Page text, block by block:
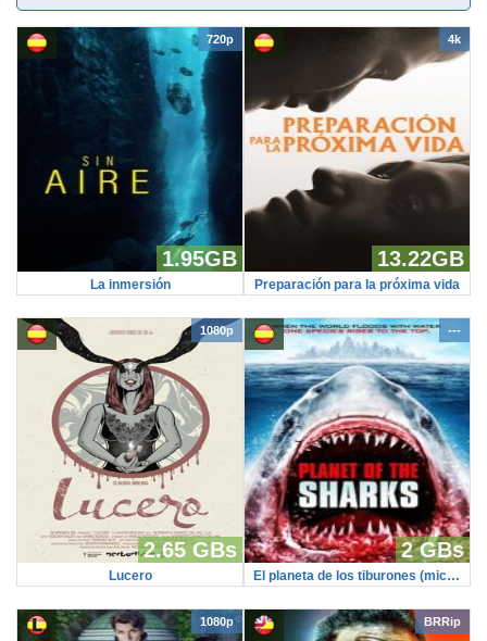
720p
1.95GB
La inmersión
4k
13.22GB
Preparación para la próxima vida
1080p
2.65 GBs
Lucero
---
2 GBs
El planeta de los tiburones (microHD)
1080p BRRip